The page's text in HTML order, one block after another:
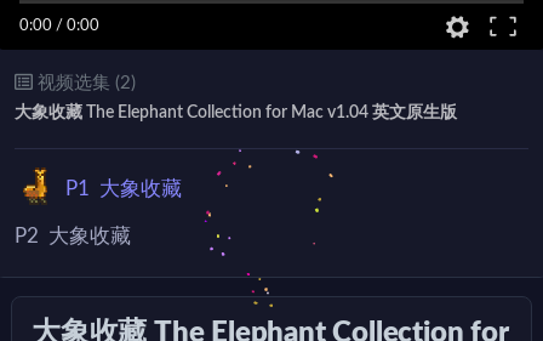
0:00 / 0:00
视频选集 (2)
大象收藏 The Elephant Collection for Mac v1.04 英文原生版
P1 大象收藏
P2 大象收藏
大象收藏 The Elephant Collection for